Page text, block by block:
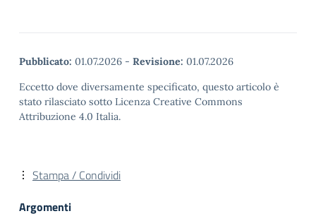
Pubblicato: 01.07.2026 - Revisione: 01.07.2026
Eccetto dove diversamente specificato, questo articolo è
stato rilasciato sotto Licenza Creative Commons
Attribuzione 4.0 Italia.
Stampa / Condividi
Argomenti